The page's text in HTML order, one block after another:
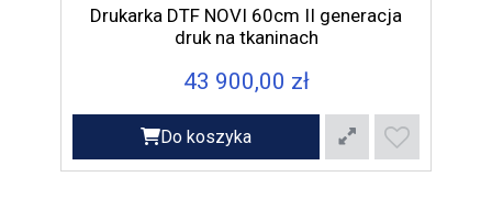
Drukarka DTF NOVI 60cm II generacja
druk na tkaninach
43 900,00 zł
Do koszyka